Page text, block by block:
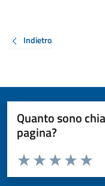
Indietro
Quanto sono
pagina?
Valuta da 1 a 5 stelle la
Valuta 4
Valuta 3
Valuta 2 stelle su
Valuta 1 stelle su 5